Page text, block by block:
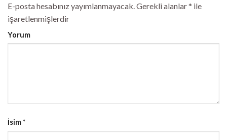
E-posta hesabınız yayımlanmayacak. Gerekli alanlar* ile
işaretlenmişlerdir
Yorum
İsim*